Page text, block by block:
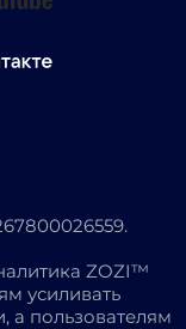
ZOZI™
усиливать
а пользователям